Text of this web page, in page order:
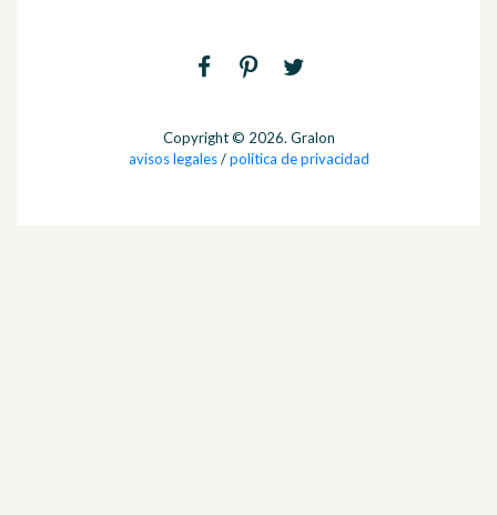
Copyright © 2026. Gralon
avisos legales/politica de privacidad